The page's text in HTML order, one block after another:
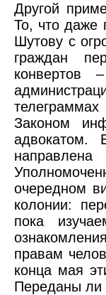
Другой
То, что даже
Шутову с
граждан
Законом
очередном
колонии:
пока
правам
конца мая
Переданы ли